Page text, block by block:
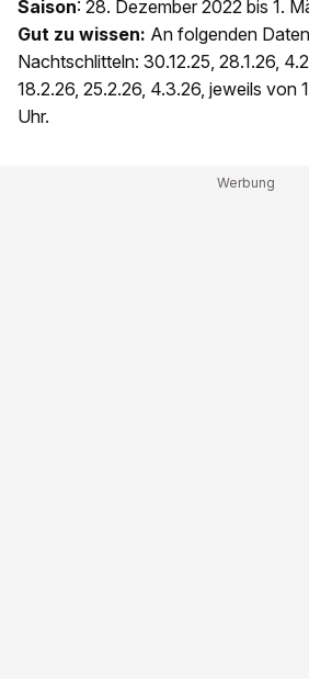
Saison: 28. Dezember 2022 bis 1.
Gut zu wissen: An folgenden
Nachtschlitteln: 30.12.25, 28.1.26,
18.2.26, 25.2.26, 4.3.26, jeweils von
Uhr.